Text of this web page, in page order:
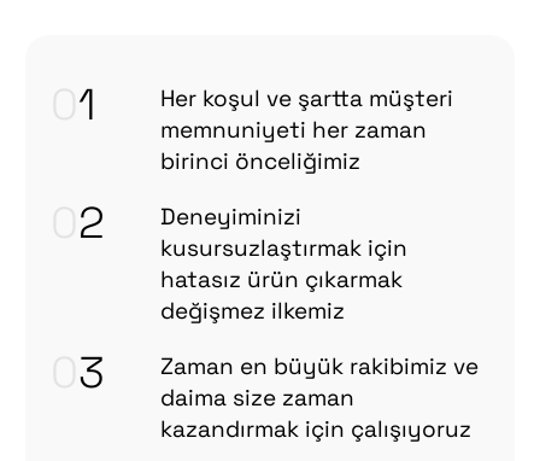
1
Her koşul ve şartta müşteri
memnuniyeti her zaman
birinci önceliğimiz
2
Deneyiminizi
kusursuzlaştırmak için
hatasız ürün çıkarmak
değişmez ilkemiz
3
Zaman en büyük rakibimiz ve
daima size zaman
kazandırmak için çalışıyoruz